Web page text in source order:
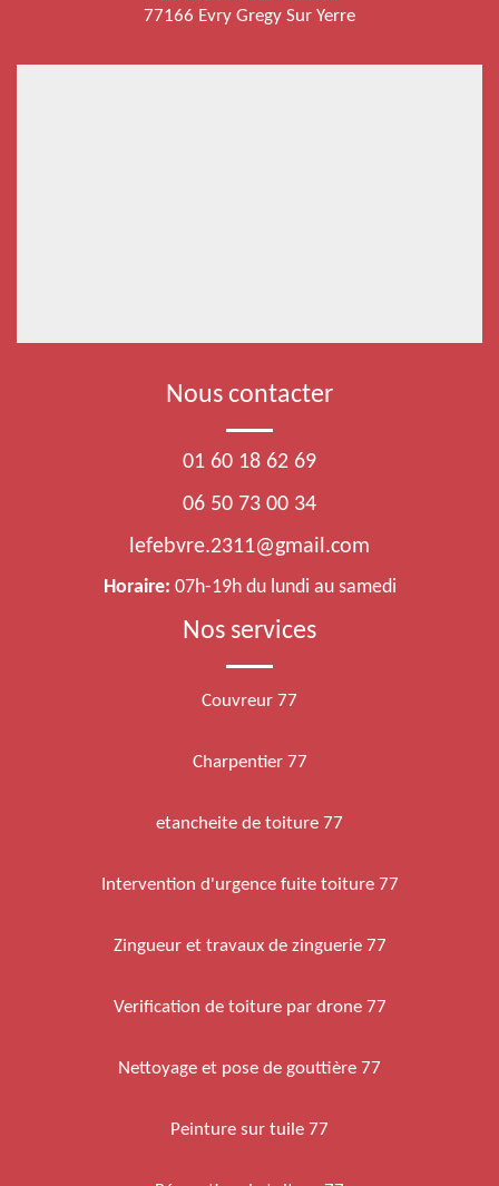
77166 Evry Gregy Sur Yerre
Nous contacter
01 60 18 62 69
06 50 73 00 34
lefebvre.2311@gmail.com
Horaire: 07h-19h du lundi au samedi
Nos services
Couvreur 77
Charpentier 77
etancheite de toiture 77
Intervention d'urgence fuite toiture 77
Zingueur et travaux de zinguerie 77
Verification de toiture par drone 77
Nettoyage et pose de gouttière 77
Peinture sur tuile 77